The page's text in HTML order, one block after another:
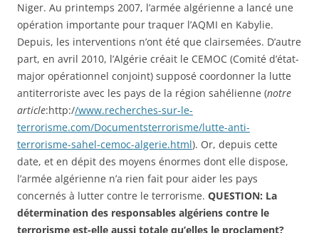
Niger. Au printemps 2007, l’armée algérienne a lancé une
opération importante pour traquer l’AQMI en Kabylie.
Depuis, les interventions n’ont été que clairsemées. D’autre
part, en avril 2010, l’Algérie créait le CEMOC (Comité d’état-
major opérationnel conjoint) supposé coordonner la lutte
antiterroriste avec les pays de la région sahélienne (notre
article:http://www.recherches-sur-le-
terrorisme.com/Documentsterrorisme/lutte-anti-
terrorisme-sahel-cemoc-algerie.html). Or, depuis cette
date, et en dépit des moyens énormes dont elle dispose,
l’armée algérienne n’a rien fait pour aider les pays
concernés à lutter contre le terrorisme. QUESTION: La
détermination des responsables algériens contre le
terrorisme est-elle aussi totale qu’elles le proclament?